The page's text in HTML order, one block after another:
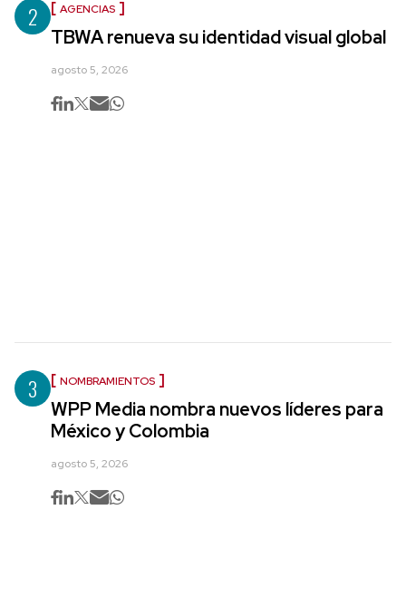
2 AGENCIAS
TBWA renueva su identidad visual global
agosto 5, 2026
3 NOMBRAMIENTOS
WPP Media nombra nuevos líderes para
México y Colombia
agosto 5, 2026